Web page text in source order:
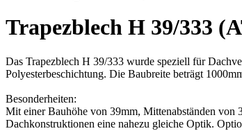
Trapezblech H 39/333
Das Trapezblech H 39/333 wurde speziell für
Polyesterbeschichtung. Die Baubreite beträgt
Besonderheiten:
Mit einer Bauhöhe von 39mm, Mittenabständen von
Dachkonstruktionen eine nahezu gleiche Optik.